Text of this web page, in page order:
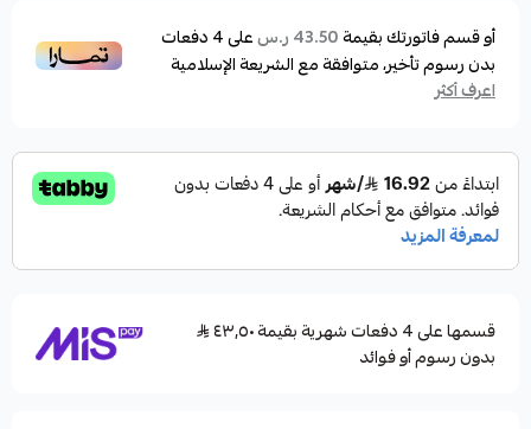
أو قسم فاتورتك بقيمة43.50 ر.س على4دفعات
بدون رسوم تأخير، متوافقة مع الشريعة الإسلامية
اعرف أكثر
قسمها على 4 دفعات شهرية بقيمة ٤٣٫٥٠
بدون رسوم أو فوائد